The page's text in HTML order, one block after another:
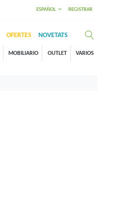
ESPAÑOL REGISTRAR
OFERTES NOVETATS
MOBILIARIO OUTLET VARIOS